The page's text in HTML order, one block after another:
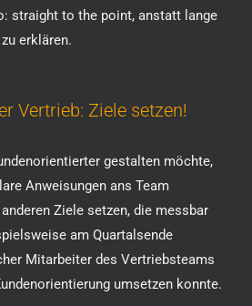
straight to the point, anstatt lange
erklären.
Vertrieb: Ziele setzen!
gestalten möchte,
Anweisungen ans Team
Ziele setzen, die messbar
am Quartalsende
Mitarbeiter des Vertriebsteams
umsetzen konnte.